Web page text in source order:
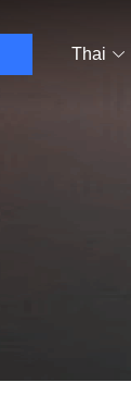
Thai